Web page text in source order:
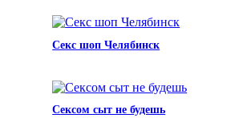
Секс шоп Челябинск
Сексом сыт не будешь